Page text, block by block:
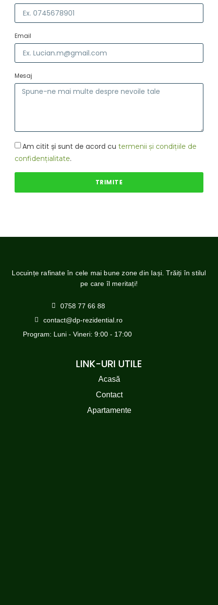
Email
Mesaj
Am citit și sunt de acord cu termenii și condițiile de
confidențialitate.
TRIMITE
Locuințe rafinate în cele mai bune zone din Iași. Trăiți în stilul
pe care îl meritați!
0758 77 66 88
contact@dp-rezidential.ro
Program: Luni - Vineri: 9:00 - 17:00
LINK-URI UTILE
Acasă
Contact
Apartamente